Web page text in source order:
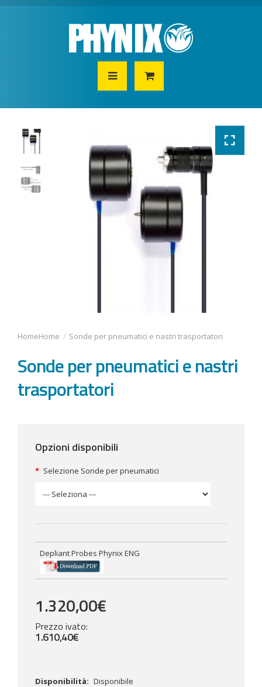
Home Sonde per pneumatici e nastri trasportatori
Sonde per pneumatici e nastri
trasportatori
Opzioni disponibili
Selezione Sonde per pneumatici
Depliant Probes Phynix ENG
1.320,00€
Prezzo ivato:
1.610,40€
Disponibilità: Disponibile